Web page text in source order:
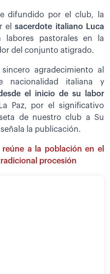
difundido por el club, la
elsacerdote italiano Luca
labores pastorales en la
del conjunto atigrado.
agradecimiento al
nacionalidad italiana y
el inicio de su labor
Paz, por el significativo
de nuestro club a Su
la publicación.
a la población en el
procesión